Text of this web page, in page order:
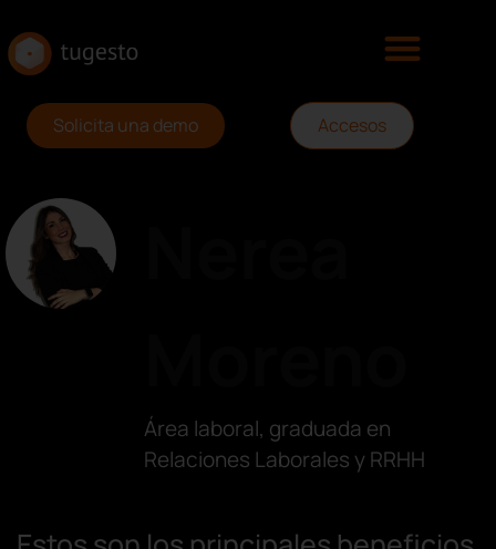
Solicita una demo Accesos
Área laboral, graduada en
Relaciones Laborales y RRHH